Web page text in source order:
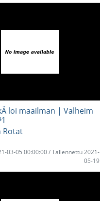
loi maailman | Valheim
Rotat
03-05 00:00:00 / Tallennettu 2021-
05-19